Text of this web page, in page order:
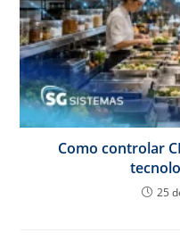
Como controlar
25